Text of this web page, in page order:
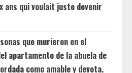
ans qui voulait juste devenir
que murieron en el
apartamento de la abuela de
como amable y devota.